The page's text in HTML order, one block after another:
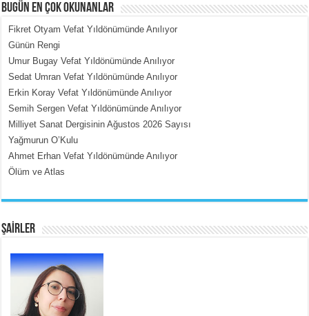
MEHMET ÇOBAN
İçerdeki Put Dışardaki Maskeler...
BUGÜN EN ÇOK OKUNANLAR
Fikret Otyam Vefat Yıldönümünde Anılıyor
Günün Rengi
Umur Bugay Vefat Yıldönümünde Anılıyor
Sedat Umran Vefat Yıldönümünde Anılıyor
Erkin Koray Vefat Yıldönümünde Anılıyor
Semih Sergen Vefat Yıldönümünde Anılıyor
Milliyet Sanat Dergisinin Ağustos 2026 Sayısı
Yağmurun O’Kulu
Ahmet Erhan Vefat Yıldönümünde Anılıyor
Ölüm ve Atlas
ŞAİRLER